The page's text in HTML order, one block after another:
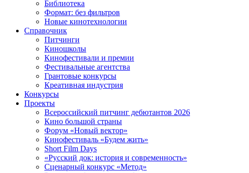
Библиотека
Формат: без фильтров
Новые кинотехнологии
Справочник
Питчинги
Киношколы
Кинофестивали и премии
Фестивальные агентства
Грантовые конкурсы
Креативная индустрия
Конкурсы
Проекты
Всероссийский питчинг дебютантов 2026
Кино большой страны
Форум «Новый вектор»
Кинофестиваль «Будем жить»
Short Film Days
«Русский док: история и современность»
Сценарный конкурс «Метод»